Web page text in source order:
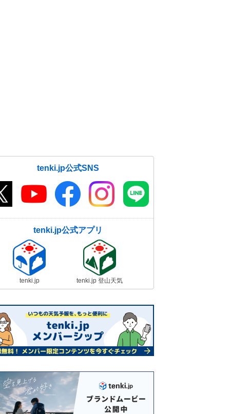
tenki.jp公式SNS
tenki.jp公式アプリ
tenki.jp tenki.jp 登山天気